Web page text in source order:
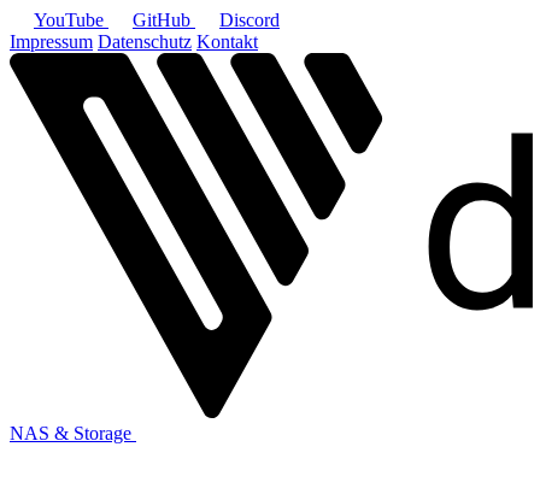
YouTube GitHub
Discord
Impressum Datenschutz Kontakt
NAS & Storage